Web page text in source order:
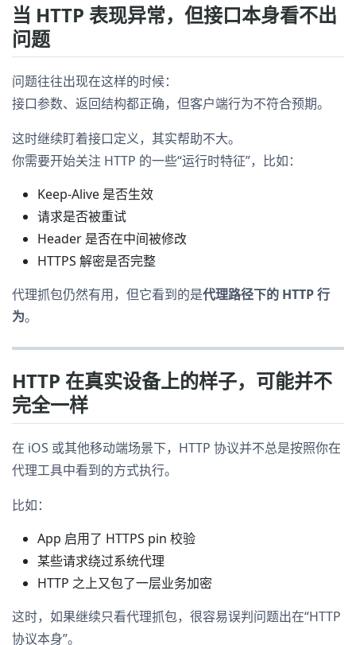
当 HTTP 表现异常，但接口本身看不出
问题
问题往往出现在这样的时候：
接口参数、返回结构都正确，但客户端行为不符合预期。
这时继续盯着接口定义，其实帮助不大。
你需要开始关注 HTTP 的一些“运行时特征”，比如：
Keep-Alive 是否生效
请求是否被重试
Header 是否在中间被修改
HTTPS 解密是否完整
代理抓包仍然有用，但它看到的是代理路径下的 HTTP 行
为。
HTTP 在真实设备上的样子，可能并不
完全一样
在 iOS 或其他移动端场景下，HTTP 协议并不总是按照你在
代理工具中看到的方式执行。
比如：
App 启用了 HTTPS pin 校验
某些请求绕过系统代理
HTTP 之上又包了一层业务加密
这时，如果继续只看代理抓包，很容易误判问题出在“HTTP
协议本身”。